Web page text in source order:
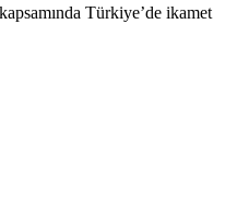
Türkiye’de ikamet